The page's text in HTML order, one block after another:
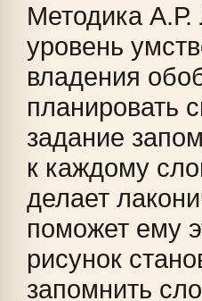
Методика А.Р.
уровень
владения
планировать
задание
к каждому
делает
поможет ему
рисунок
запомнить